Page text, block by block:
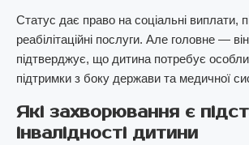
Статус дає право на соціальні виплати,
реабілітаційні послуги. Але головне —
підтверджує, що дитина потребує
підтримки з боку держави та медичної
Які захворювання є
інвалідності дитини